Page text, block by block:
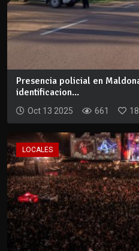
Presencia policial en
identificacion...
Oct 13 2025 661
LOCALES